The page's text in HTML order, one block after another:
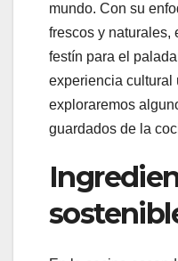
mundo. Con su
frescos y naturales,
festín para el
experiencia cultural
exploraremos
guardados de la